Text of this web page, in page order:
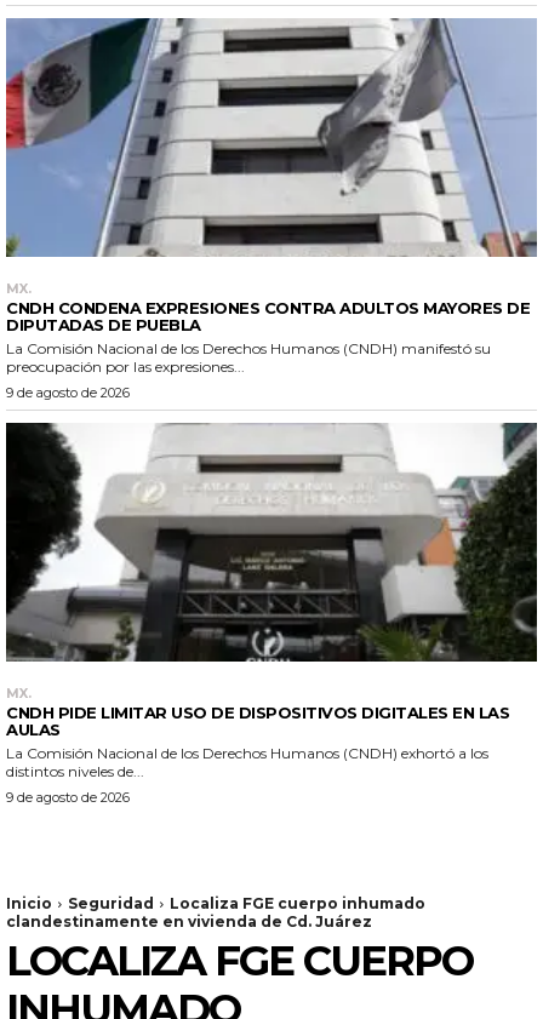
MX.
CNDH CONDENA EXPRESIONES CONTRA ADULTOS MAYORES DE
DIPUTADAS DE PUEBLA
La Comisión Nacional de los Derechos Humanos (CNDH) manifestó su
preocupación por las expresiones...
9 de agosto de 2026
MX.
CNDH PIDE LIMITAR USO DE DISPOSITIVOS DIGITALES EN LAS
AULAS
La Comisión Nacional de los Derechos Humanos (CNDH) exhortó a los
distintos niveles de...
9 de agosto de 2026